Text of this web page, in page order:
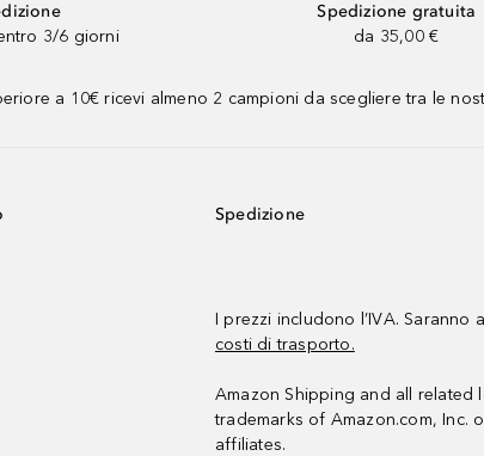
3/6 giorni
Spedizione gratuita
da 35,00 €
a 10€ ricevi almeno 2 campioni da scegliere tra le
Spedizione
I prezzi includono l’IVA. Saranno
costi di trasporto.
Amazon Shipping and all related
trademarks of Amazon.com, Inc.
affiliates.